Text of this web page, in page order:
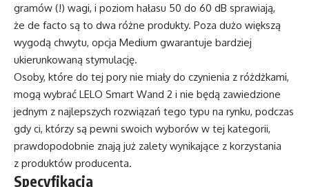
gramów (!) wagi, i poziom hałasu 50 do 60 dB sprawiają,
że de facto są to dwa różne produkty. Poza dużo większą
wygodą chwytu, opcja Medium gwarantuje bardziej
ukierunkowaną stymulację.
Osoby, które do tej pory nie miały do czynienia z różdżkami,
mogą wybrać LELO Smart Wand 2 i nie będą zawiedzione
jednym z najlepszych rozwiązań tego typu na rynku, podczas
gdy ci, którzy są pewni swoich wyborów w tej kategorii,
prawdopodobnie znają już zalety wynikające z korzystania
z produktów producenta.
Specyfikacja